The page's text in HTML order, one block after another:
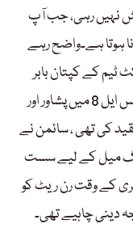
نہیں رہی، جب آپ
ہوتا ہے۔واضح رہے
کے کپتان بابر
اعظم کی بیٹنگ پر بھی تنقید کی تھی۔پی ایس ایل 8 میں پشاور اور
کی تھی ، سائمن نے
سنگ میل کے لیے سست
کے وقت رن ریٹ کو
دینی چاہیے تھی۔